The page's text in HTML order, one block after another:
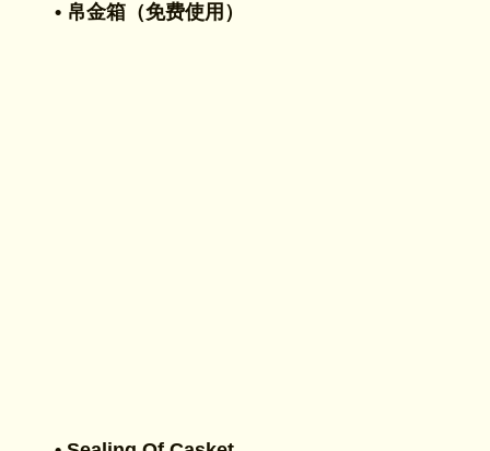
• 帛金箱（免费使用）